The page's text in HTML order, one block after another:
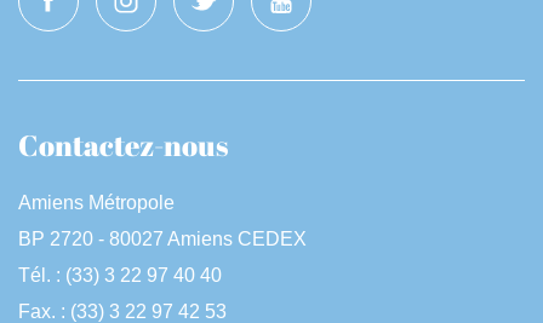
Contactez-nous
Amiens Métropole
BP 2720 - 80027 Amiens CEDEX
Tél. : (33) 3 22 97 40 40
Fax. : (33) 3 22 97 42 53